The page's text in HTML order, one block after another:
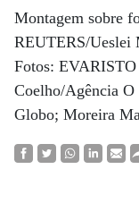
Montagem sobre
REUTERS/Ueslei
Fotos:
Coelho/Agência
Globo; Moreira